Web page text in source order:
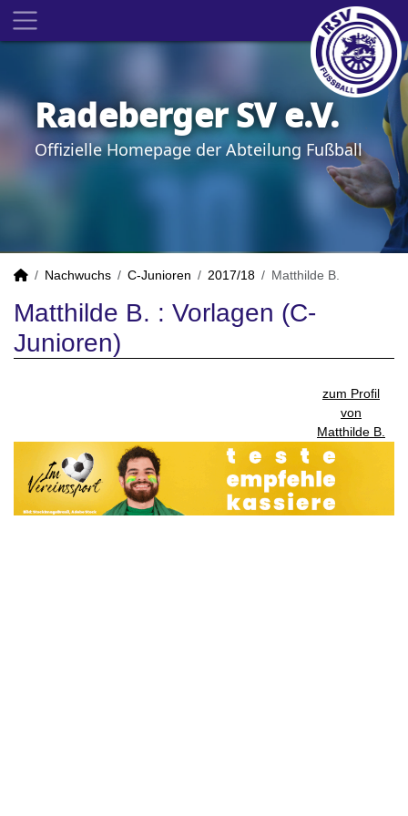
Radeberger SV e.V.
Offizielle Homepage der Abteilung Fußball
Nachwuchs C-Junioren 2017/18 Matthilde B.
Matthilde B. : Vorlagen (C-
Junioren)
zum Profil
von
Matthilde B.